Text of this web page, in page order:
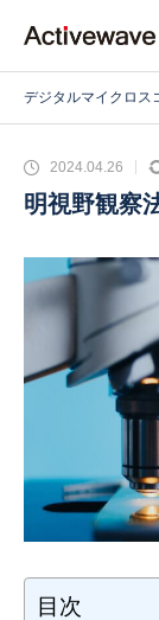
デジタルマイクロス
2024.04.26
明視野観察
目次